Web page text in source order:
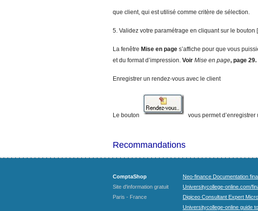
que client, qui est utilisé comme critère de sélection.
5. Validez votre paramétrage en cliquant sur le bouton
La fenêtre Mise en page s’affiche pour que vous
et du format d’impression. Voir Mise en page, page 29.
Enregistrer un rendez-vous avec le client
Le bouton vous permet
Recommandations
ComptaShop
Site d'information gratuit
Paris - France
Neo-finance Documentation
Universitycollege-online.com/
Digiceo Consultant Expert
Universitycollege-online guide